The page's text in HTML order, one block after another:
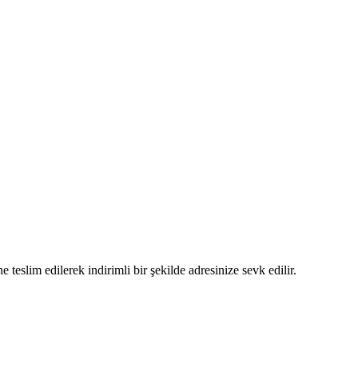
teslim edilerek indirimli bir şekilde adresinize sevk edilir.